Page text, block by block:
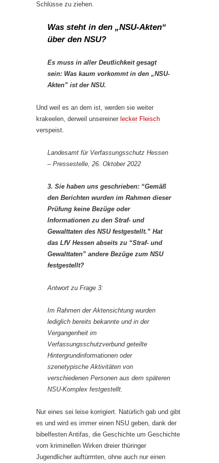
Schlüsse zu ziehen.
Was steht in den „NSU-Akten“
über den NSU?
Es muss in aller Deutlichkeit gesagt
sein: Was kaum vorkommt in den „NSU-
Akten” ist der NSU.
Und weil es an dem ist, werden sie weiter
krakeelen, derweil unsereiner lecker Fleisch
verspeist.
Landesamt für Verfassungsschutz Hessen
– Pressestelle, 26. Oktober 2022
3. Sie haben uns geschrieben: “Gemäß
den Berichten wurden im Rahmen dieser
Prüfung keine Bezüge oder
Informationen zu den Straf- und
Gewalttaten des NSU festgestellt.” Hat
das LfV Hessen abseits zu “Straf- und
Gewalttaten” andere Bezüge zum NSU
festgestellt?
Antwort zu Frage 3:
Im Rahmen der Aktensichtung wurden
lediglich bereits bekannte und in der
Vergangenheit im
Verfassungsschutzverbund geteilte
Hintergrundinformationen oder
szenetypische Aktivitäten von
verschiedenen Personen aus dem späteren
NSU-Komplex festgestellt.
Nur eines sei leise korrigiert. Natürlich gab und gibt
es und wird es immer einen NSU geben, dank der
bibelfesten Antifas, die Geschichte um Geschichte
vom kriminellen Wirken dreier thüringer
Jugendlicher auftürmten, ohne auch nur einen